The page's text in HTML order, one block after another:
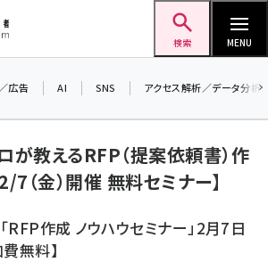
検索 MENU
広告 AI SNS アクセス解析／データ分析
が教えるRFP（提案依頼書）作
7（金）開催 無料セミナー】
RFP作成 ノウハウセミナー」2月7日
無料】
差し